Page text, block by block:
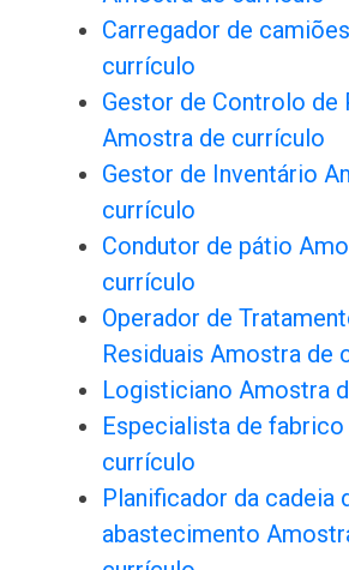
Carregador de
currículo
Gestor de Controlo de
Amostra de currículo
Gestor de Inventário
currículo
Condutor de pátio
currículo
Operador de
Residuais Amostra de
Logisticiano Amostra
Especialista de
currículo
Planificador da cadeia
abastecimento